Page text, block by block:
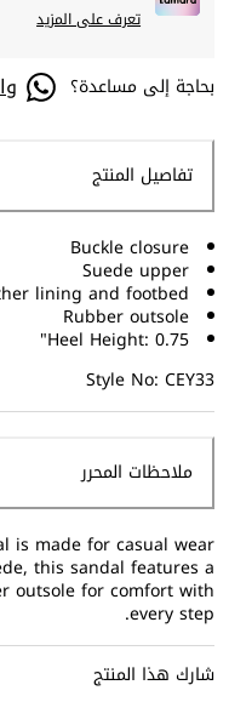
تعرف على المزيد
بحاجة إلى مساعدة؟
تفاصيل المنتج
Buckle closure
Suede upper
lining and footbed
Rubber outsole
Heel Height: 0.75"
Style No: CEY33
ملاحظات المحرر
is made for casual wear
this sandal features a
outsole for comfort with
every step.
شارك هذا المنتج